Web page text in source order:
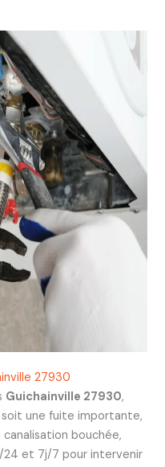
27930
Guichainville 27930,
une fuite importante,
bouchée,
et 7j/7 pour intervenir